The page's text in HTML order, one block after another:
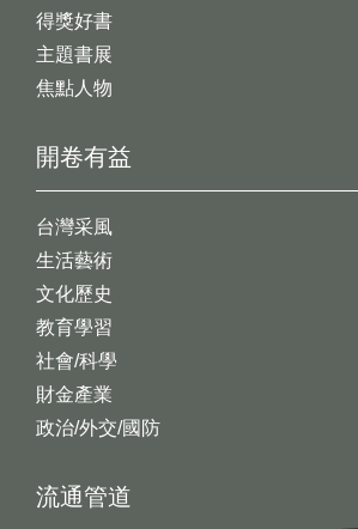
開卷有益
台灣采風
生活藝術
文化歷史
教育學習
社會/科學
財金產業
政治/外交/國防
得獎好書
主題書展
焦點人物
流通管道